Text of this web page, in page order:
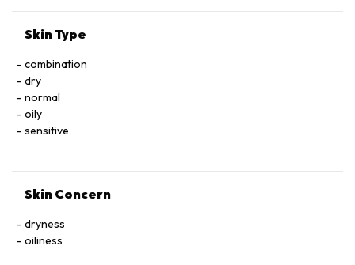
Skin Type
combination
dry
normal
oily
sensitive
Skin Concern
dryness
oiliness